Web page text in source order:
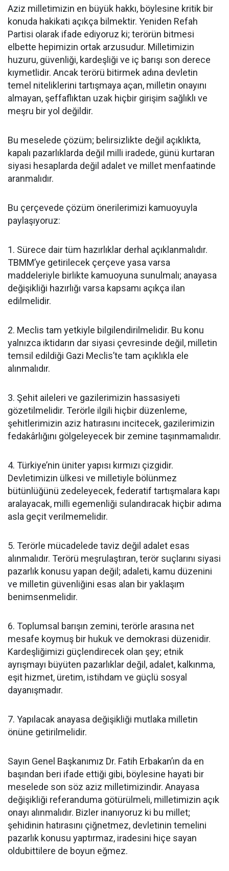
Aziz milletimizin en büyük hakkı, böylesine kritik bir
konuda hakikati açıkça bilmektir. Yeniden Refah
Partisi olarak ifade ediyoruz ki; terörün bitmesi
elbette hepimizin ortak arzusudur. Milletimizin
huzuru, güvenliği, kardeşliği ve iç barışı son derece
kıymetlidir. Ancak terörü bitirmek adına devletin
temel niteliklerini tartışmaya açan, milletin onayını
almayan, şeffaflıktan uzak hiçbir girişim sağlıklı ve
meşru bir yol değildir.
Bu meselede çözüm; belirsizlikte değil açıklıkta,
kapalı pazarlıklarda değil milli iradede, günü kurtaran
siyasi hesaplarda değil adalet ve millet menfaatinde
aranmalıdır.
Bu çerçevede çözüm önerilerimizi kamuoyuyla
paylaşıyoruz:
1. Sürece dair tüm hazırlıklar derhal açıklanmalıdır.
TBMM’ye getirilecek çerçeve yasa varsa
maddeleriyle birlikte kamuoyuna sunulmalı; anayasa
değişikliği hazırlığı varsa kapsamı açıkça ilan
edilmelidir.
2. Meclis tam yetkiyle bilgilendirilmelidir. Bu konu
yalnızca iktidarın dar siyasi çevresinde değil, milletin
temsil edildiği Gazi Meclis’te tam açıklıkla ele
alınmalıdır.
3. Şehit aileleri ve gazilerimizin hassasiyeti
gözetilmelidir. Terörle ilgili hiçbir düzenleme,
şehitlerimizin aziz hatırasını incitecek, gazilerimizin
fedakârlığını gölgeleyecek bir zemine taşınmamalıdır.
4. Türkiye’nin üniter yapısı kırmızı çizgidir.
Devletimizin ülkesi ve milletiyle bölünmez
bütünlüğünü zedeleyecek, federatif tartışmalara kapı
aralayacak, milli egemenliği sulandıracak hiçbir adıma
asla geçit verilmemelidir.
5. Terörle mücadelede taviz değil adalet esas
alınmalıdır. Terörü meşrulaştıran, terör suçlarını siyasi
pazarlık konusu yapan değil; adaleti, kamu düzenini
ve milletin güvenliğini esas alan bir yaklaşım
benimsenmelidir.
6. Toplumsal barışın zemini, terörle arasına net
mesafe koymuş bir hukuk ve demokrasi düzenidir.
Kardeşliğimizi güçlendirecek olan şey; etnik
ayrışmayı büyüten pazarlıklar değil, adalet, kalkınma,
eşit hizmet, üretim, istihdam ve güçlü sosyal
dayanışmadır.
7. Yapılacak anayasa değişikliği mutlaka milletin
önüne getirilmelidir.
Sayın Genel Başkanımız Dr. Fatih Erbakan’ın da en
başından beri ifade ettiği gibi, böylesine hayati bir
meselede son söz aziz milletimizindir. Anayasa
değişikliği referanduma götürülmeli, milletimizin açık
onayı alınmalıdır. Bizler inanıyoruz ki bu millet;
şehidinin hatırasını çiğnetmez, devletinin temelini
pazarlık konusu yaptırmaz, iradesini hiçe sayan
oldubittilere de boyun eğmez.